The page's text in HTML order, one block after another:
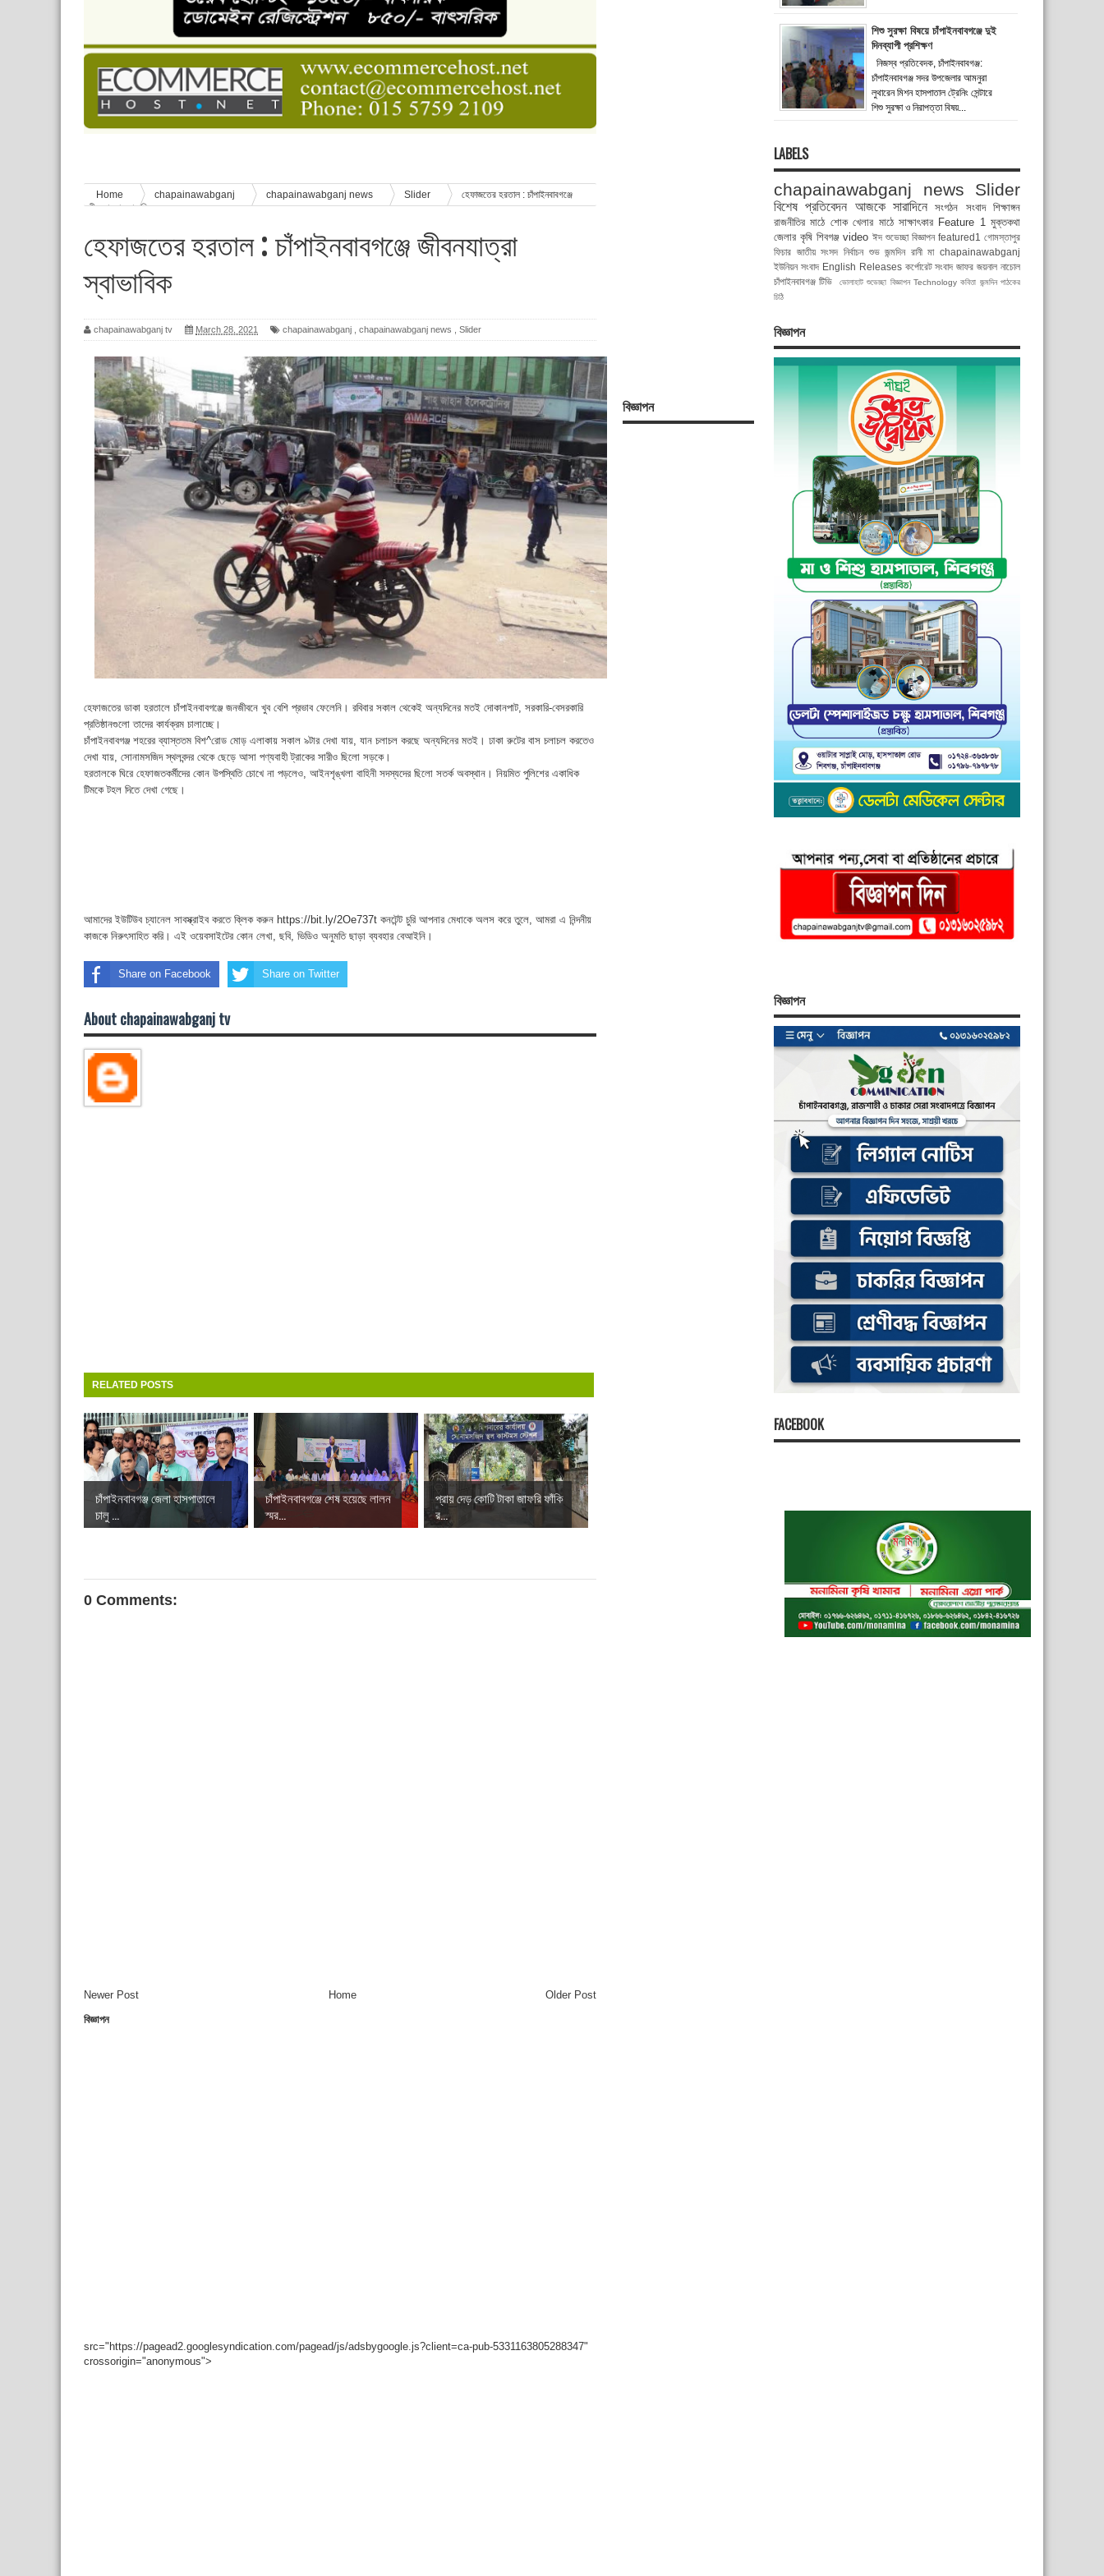
চাঁপাইনবাবগঞ্জে শেষ হয়েছে ৫ দিনের স্কাউট ইউনিট লিডার বেসিক কোর্স
বাংলাদেশ স্কাউটস দিবস পালন
পানি সংকট, কলস নিয়ে বিক্ষোভ
ঈদের শুভেচ্ছা জানিয়েছেন সাবেক ছাত্রলীগ নেতা আবু হাসনাত সুমন
শিশু সুরক্ষা বিষয়ে চাঁপাইনবাবগঞ্জে দুই দিনব্যাপী প্রশিক্ষণ
বিজ্ঞাপন
Home chapainawabganj chapainawabganj news Slider
হেফাজতের হরতাল : চাঁপাইনবাবগঞ্জে
জীবনযাত্রা স্বাভাবিক
হেফাজতের হরতাল : চাঁপাইনবাবগঞ্জে জীবনযাত্রা
স্বাভাবিক
chapainawabganj tv March 28, 2021 chapainawabganj chapainawabganj news Slider
হেফাজতের ডাকা হরতালে চাঁপাইনবাবগঞ্জে জনজীবনে খুব বেশি প্রভাব ফেলেনি। রবিবার সকাল থেকেই অন্যদিনের মতই দোকানপাট, সরকারি-বেসরকারি
প্রতিষ্ঠানগুলো তাদের কার্যক্রম চালাচ্ছে।
চাঁপাইনবাবগঞ্জ শহরের ব্যাস্ততম বিশ^রোড মোড় এলাকায় সকাল ৯টার দেখা যায়, যান চলাচল করছে অন্যদিনের মতই। ঢাকা রুটের বাস চলাচল করতেও
দেখা যায়, সোনামসজিদ স্থলবন্দর থেকে ছেড়ে আসা পণ্যবাহী ট্রাকের সারীও ছিলো সড়কে।
হরতালকে ঘিরে হেফাজতকর্মীদের কোন উপস্থিতি চোখে না পড়লেও, আইনশৃঙ্খলা বাহিনী সদস্যদের ছিলো সতর্ক অবস্থান। নিয়মিত পুলিশের একাধিক
টিমকে টহল দিতে দেখা গেছে।
আমাদের ইউটিউব চ্যানেল সাবস্ক্রাইব করতে ক্লিক করুন https://bit.ly/2Oe737t কনটেন্ট চুরি আপনার মেধাকে অলস করে তুলে, আমরা এ নিন্দনীয়
কাজকে নিরুৎসাহিত করি। এই ওয়েবসাইটের কোন লেখা, ছবি, ভিডিও অনুমতি ছাড়া ব্যবহার বেআইনি।
Share on Facebook Share on Twitter
About chapainawabganj tv
RELATED POSTS
চাঁপাইনবাবগঞ্জ জেলা হাসপাতালে
চালু ...
চাঁপাইনবাবগঞ্জে শেষ হয়েছে লালন
স্মর...
প্রায় দেড় কোটি টাকা জাফরি ফাঁকি
র...
0 Comments:
Newer Post Older Post
Home
বিজ্ঞাপন
src="https://pagead2.googlesyndication.com/pagead/js/adsbygoogle.js?client=ca-pub-5331163805288347"
crossorigin="anonymous">
শিশু সুরক্ষা বিষয়ে চাঁপাইনবাবগঞ্জে দুই
দিনব্যাপী প্রশিক্ষণ
নিজস্ব প্রতিবেদক, চাঁপাইনবাবগঞ্জ:
চাঁপাইনবাবগঞ্জ সদর উপজেলার আমনুরা
লুথারেন মিশন হাসপাতাল ট্রেনিং সেন্টারে
শিশু সুরক্ষা ও নিরাপত্তা বিষয়...
LABELS
chapainawabganj news Slider
বিশেষ প্রতিবেদন আজকে সারাদিনে সংগঠন সংবাদ
শিক্ষাঙ্গন
রাজনীতির মাঠে শোক খেলার মাঠে সাক্ষাৎকার Feature 1 মুক্তকথা
জেলার কৃষি শিবগঞ্জ video ঈদ শুভেচ্ছা বিজ্ঞাপন featured1 গোমস্তাপুর
ফিচার জাতীয় সংসদ নির্বাচন শুভ জন্মদিন রানী মা chapainawabganj
ইউনিয়ন সংবাদ English Releases কর্পোরেট সংবাদ জাফর জয়নাল নাচোল
চাঁপাইনবাবগঞ্জ টিভি
ভোলাহাট শুভেচ্ছা বিজ্ঞাপন Technology কবিতা জন্মদিন পাঠকের
চিঠি
বিজ্ঞাপন
বিজ্ঞাপন
FACEBOOK